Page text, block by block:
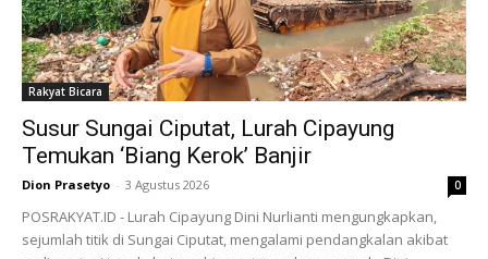
Rakyat Bicara
Susur Sungai Ciputat, Lurah Cipayung
Temukan ‘Biang Kerok’ Banjir
Dion Prasetyo - 3 Agustus 2026 0
POSRAKYAT.ID - Lurah Cipayung Dini Nurlianti mengungkapkan,
sejumlah titik di Sungai Ciputat, mengalami pendangkalan akibat